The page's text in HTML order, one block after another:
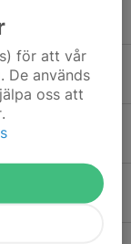
för att vår
De används
oss att